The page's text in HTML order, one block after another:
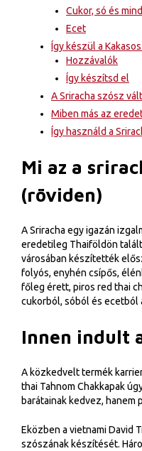
Cukor, só és
Ecet
Így készül a
Hozzávalók
Így készítsd el
A Sriracha szósz
Miben más az
Így használd a
Mi az a
(röviden)
A Sriracha egy igazán
eredetileg Thaiföldön
városában készítették
folyós, enyhén csípős,
főleg érett, piros red thai
cukorból, sóból és ecetból
Innen indult
A közkedvelt termék
thai Tahnom Chakkapak
barátainak kedvez, hanem
Eközben a vietnami David
szószának készítését.